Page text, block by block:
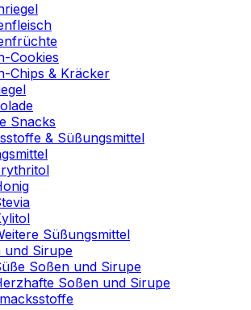
Cookies
Chips & Kräcker
Snacks
& Süßungsmittel
Süßungsmittel
und Sirupe
Soßen und Sirupe
Soßen und Sirupe